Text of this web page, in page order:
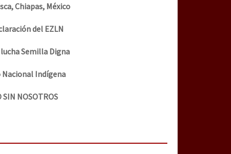
Chiapas, México
del EZLN
Semilla Digna
Indígena
SIN NOSOTROS